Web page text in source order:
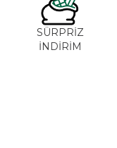
SÜRPRİZ
İNDİRİM